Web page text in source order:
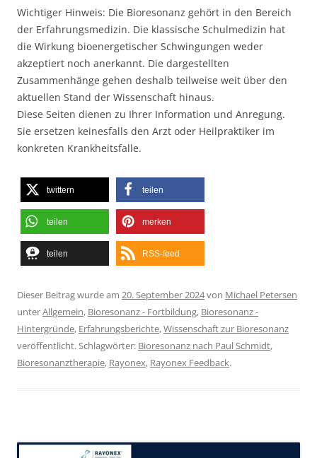
Wichtiger Hinweis: Die Bioresonanz gehört in den Bereich
der Erfahrungsmedizin. Die klassische Schulmedizin hat
die Wirkung bioenergetischer Schwingungen weder
akzeptiert noch anerkannt. Die dargestellten
Zusammenhänge gehen deshalb teilweise weit über den
aktuellen Stand der Wissenschaft hinaus.
Diese Seiten dienen zu Ihrer Information und Anregung.
Sie ersetzen keinesfalls den Arzt oder Heilpraktiker im
konkreten Krankheitsfalle.
twittern teilen
teilen merken
teilen RSS-feed
Dieser Beitrag wurde am 20. September 2024von Michael Petersen
unterAllgemein, Bioresonanz - Fortbildung, Bioresonanz -
Hintergründe, Erfahrungsberichte,Wissenschaft zur Bioresonanz
veröffentlicht. Schlagwörter: Bioresonanz nach Paul Schmidt,
Bioresonanztherapie, Rayonex, Rayonex Feedback.